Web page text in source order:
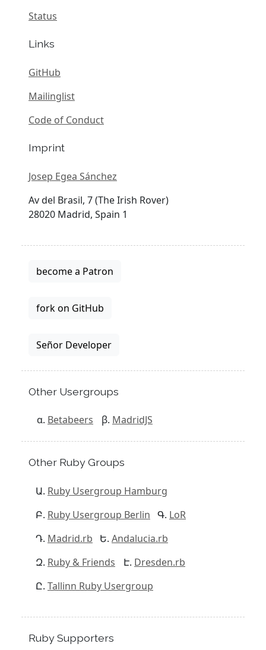
Status
Links
GitHub
Mailinglist
Code of Conduct
Imprint
Josep Egea Sánchez
Av del Brasil, 7 (The Irish Rover)
28020 Madrid, Spain 1
become a Patron
fork on GitHub
Señor Developer
Other Usergroups
Betabeers MadridJS
Other Ruby Groups
Ruby Usergroup Hamburg
Ruby Usergroup Berlin
LoR
Madrid.rb
Andalucia.rb
Ruby & Friends
Dresden.rb
Tallinn Ruby Usergroup
Ruby Supporters